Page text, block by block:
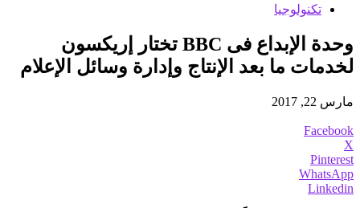
تكنولوجيا
وحدة الإبداع فى BBC تختار إريكسون
لخدمات ما بعد الإنتاج وإدارة وسائل الإعلام
مارس 22, 2017
Facebook
X
Pinterest
WhatsApp
Linkedin